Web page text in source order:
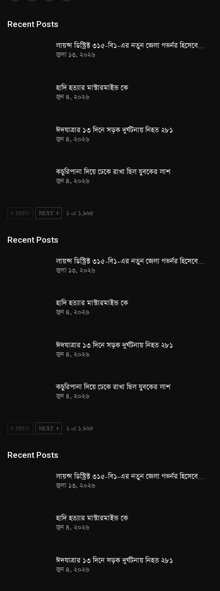
Recent Posts
লায়ন্স ডিস্ট্রিক্ট ৩১৫-বি১-এর নতুন জেলা গভর্নর হিসেবে…
জুলা ১৩, ২০২৬
হাদি হত্যার মাস্টারমাইন্ড কে
জুন ৪, ২০২৬
ঈদযাত্রার ১৩ দিনে সড়ক দুর্ঘটনায় নিহত ২৮১
জুন ৪, ২০২৬
কচুরিপানা দিয়ে ঢেকে রাখা ছিল যুবকের লাশ
জুন ৪, ২০২৬
PREV NEXT ১ of ১,৯৬৫
Recent Posts
লায়ন্স ডিস্ট্রিক্ট ৩১৫-বি১-এর নতুন জেলা গভর্নর হিসেবে…
জুলা ১৩, ২০২৬
হাদি হত্যার মাস্টারমাইন্ড কে
জুন ৪, ২০২৬
ঈদযাত্রার ১৩ দিনে সড়ক দুর্ঘটনায় নিহত ২৮১
জুন ৪, ২০২৬
কচুরিপানা দিয়ে ঢেকে রাখা ছিল যুবকের লাশ
জুন ৪, ২০২৬
PREV NEXT ১ of ১,৯৬৫
Recent Posts
লায়ন্স ডিস্ট্রিক্ট ৩১৫-বি১-এর নতুন জেলা গভর্নর হিসেবে…
জুলা ১৩, ২০২৬
হাদি হত্যার মাস্টারমাইন্ড কে
জুন ৪, ২০২৬
ঈদযাত্রার ১৩ দিনে সড়ক দুর্ঘটনায় নিহত ২৮১
জুন ৪, ২০২৬